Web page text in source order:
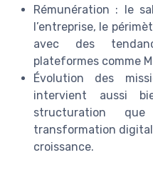
Rémunération : le
l’entreprise, le
avec des
plateformes comme
Évolution des
intervient aussi
structuration
transformation
croissance.